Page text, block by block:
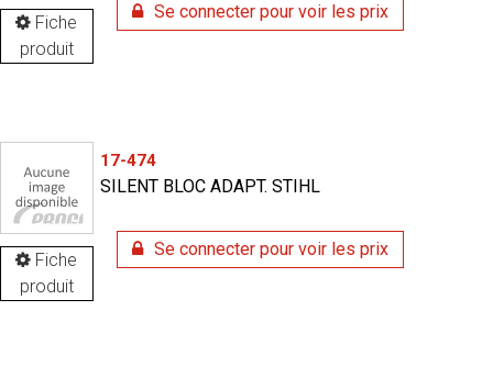
Fiche
produit
Se connecter pour voir les prix
Fiche
produit
17-474
SILENT BLOC ADAPT. STIHL
Se connecter pour voir les prix